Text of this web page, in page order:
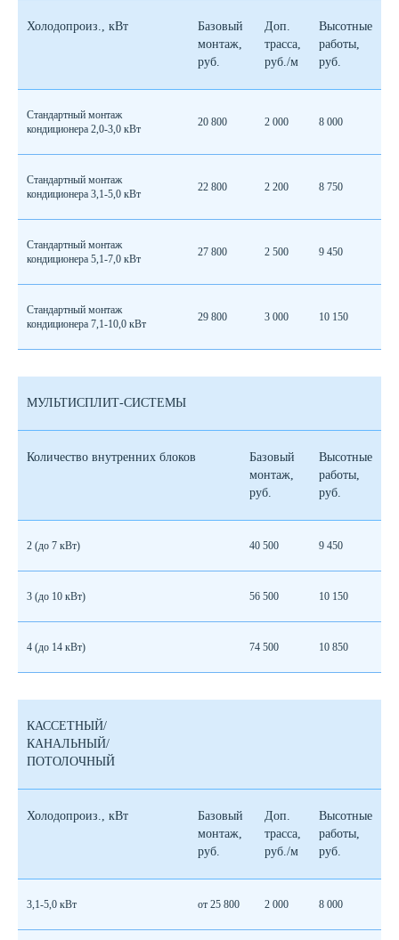
Холодопроиз., кВт
Базовый
монтаж,
руб.
Доп.
трасса,
руб./м
Высотные
работы,
руб.
Стандартный монтаж
кондиционера 2,0-3,0 кВт
20 800 2 000 8 000
Стандартный монтаж
кондиционера 3,1-5,0 кВт
22 800 2 200 8 750
Стандартный монтаж
кондиционера 5,1-7,0 кВт
27 800 2 500 9 450
Стандартный монтаж
кондиционера 7,1-10,0 кВт
29 800 3 000 10 150
МУЛЬТИСПЛИТ-СИСТЕМЫ
Количество внутренних блоков
Базовый
монтаж,
руб.
Высотные
работы,
руб.
2 (до 7 кВт) 40 500 9 450
3 (до 10 кВт) 56 500 10 150
4 (до 14 кВт) 74 500 10 850
КАССЕТНЫЙ/
КАНАЛЬНЫЙ/
ПОТОЛОЧНЫЙ
Холодопроиз., кВт
Базовый
монтаж,
руб.
Доп.
трасса,
руб./м
Высотные
работы,
руб.
3,1-5,0 кВт от 25 800 2 000 8 000